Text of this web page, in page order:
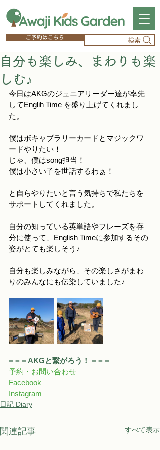
ご予約はこちら 検索
自分も楽しみ、まわりも楽
しむ♪
今日はAKGのジュニアリーダー達が率先
してEnglih Time を盛り上げてくれまし
た。
僕はボキャブラリーカードとマジックワ
ードやりたい！
じゃ、僕はsong担当！
僕は小さい子を世話するわぁ！
と自らやりたいと言う気持ちで私たちを
サポートしてくれました。
自分の知っている英単語やフレーズを存
分に使って、English Timeに参加するその
姿がとても楽しそう♪
自分も楽しみながら、その楽しさがまわ
りのみんなにも伝染していました♪
= = = AKGと繋がろう！ = = =
予約・お問い合わせ
Facebook
Instagram
日記 Diary
関連記事 すべて表示